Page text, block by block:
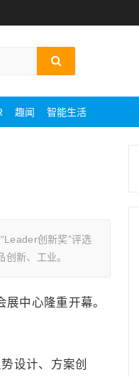
趣闻 智能生活
创新奖”评选
新、工业。
中心隆重开幕。
设计、方案创